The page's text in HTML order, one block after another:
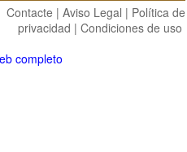
Contacte | Aviso Legal | Política de
privacidad | Condiciones de uso
completo